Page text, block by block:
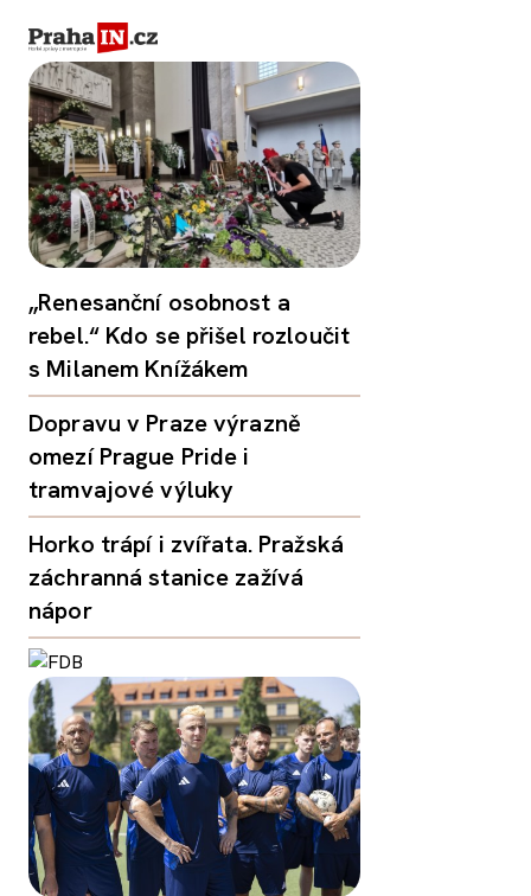
„Renesanční osobnost a
rebel.“ Kdo se přišel rozloučit
s Milanem Knížákem
Dopravu v Praze výrazně
omezí Prague Pride i
tramvajové výluky
Horko trápí i zvířata. Pražská
záchranná stanice zažívá
nápor